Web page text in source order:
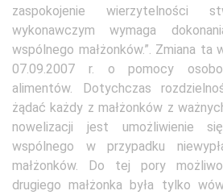
zaspokojenie wierzytelności
wykonawczym wymaga
wspólnego małżonków.”. Zmiana ta
07.09.2007 r. o pomocy
alimentów. Dotychczas
żądać każdy z małżonków z
nowelizacji jest umożliwienie
wspólnego w przypadku
małżonków. Do tej pory
drugiego małżonka była tylko